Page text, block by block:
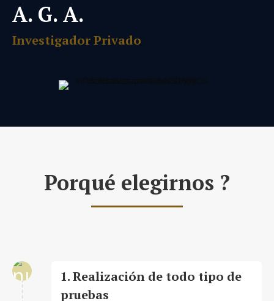
A. G. A.
Investigador Privado
Porqué elegirnos ?
1. Realización de todo tipo de
pruebas